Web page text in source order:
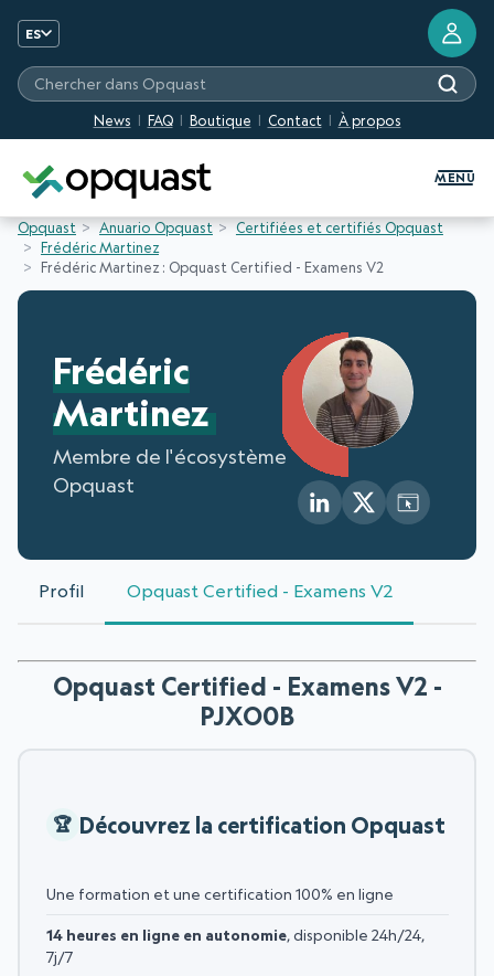
ES
News FAQ Boutique Contact À propos
Chercher dans Opquast
MENU
Opquast Anuario Opquast
Certifiées et certifiés Opquast
Frédéric Martinez
Frédéric Martinez : Opquast Certified - Examens V2
Frédéric
Martinez
Membre de l'écosystème
Opquast
Profil Opquast Certified - Examens V2
Opquast Certified - Examens V2 -
PJXO0B
Découvrez la certification Opquast
Une formation et une certification 100% en ligne
14 heures en ligne en autonomie, disponible 24h/24,
7j/7